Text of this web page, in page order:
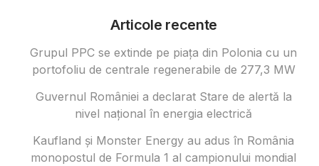
Articole recente
Grupul PPC se extinde pe piața din Polonia cu un
portofoliu de centrale regenerabile de 277,3 MW
Guvernul României a declarat Stare de alertă la
nivel național în energia electrică
Kaufland și Monster Energy au adus în România
monopostul de Formula 1 al campionului mondial